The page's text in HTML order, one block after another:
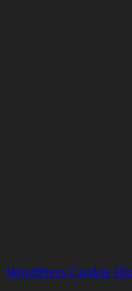
WordPress Cookie